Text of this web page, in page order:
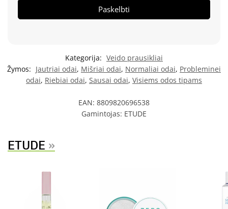
Paskelbti
Kategorija: Veido prausikliai
Žymos: Jautriai odai, Mišriai odai, Normaliai odai, Probleminei
odai, Riebiai odai, Sausai odai, Visiems odos tipams
EAN: 8809820696538
Gamintojas: ETUDE
ETUDE »